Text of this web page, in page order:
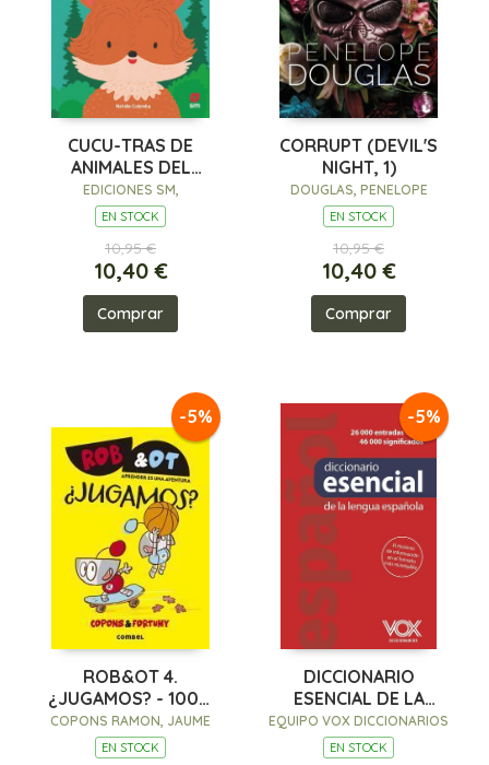
CUCU-TRAS DE
ANIMALES DEL
BOSQUE
EDICIONES SM,
EN STOCK
10,95 €
10,40 €
Comprar
CORRUPT (DEVIL'S
NIGHT, 1)
DOUGLAS, PENELOPE
EN STOCK
10,95 €
10,40 €
Comprar
-5%
ROB&OT 4.
¿JUGAMOS? - 100%
PEFC
COPONS RAMON, JAUME
EN STOCK
-5%
DICCIONARIO
ESENCIAL DE LA
LENGUA ESPAÑOLA
EQUIPO VOX DICCIONARIOS
EN STOCK